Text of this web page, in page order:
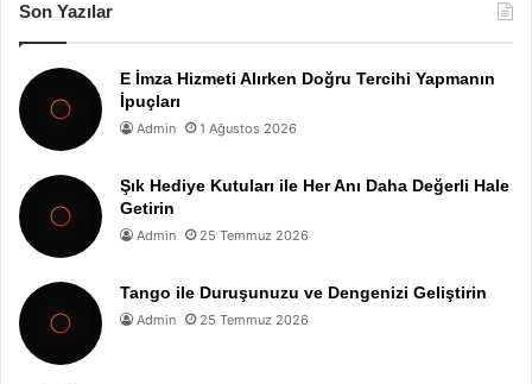
Son Yazılar
E İmza Hizmeti Alırken Doğru Tercihi Yapmanın
İpuçları
Admin 1 Ağustos 2026
Şık Hediye Kutuları ile Her Anı Daha Değerli Hale
Getirin
Admin 25 Temmuz 2026
Tango ile Duruşunuzu ve Dengenizi Geliştirin
Admin 25 Temmuz 2026